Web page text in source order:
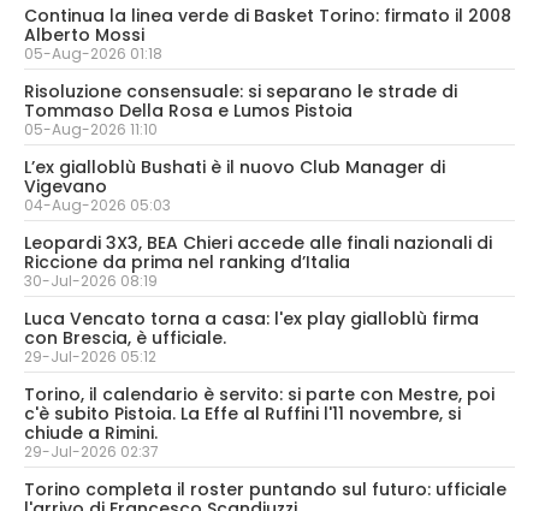
Continua la linea verde di Basket Torino: firmato il 2008
Alberto Mossi
05-Aug-2026 01:18
Risoluzione consensuale: si separano le strade di
Tommaso Della Rosa e Lumos Pistoia
05-Aug-2026 11:10
L’ex gialloblù Bushati è il nuovo Club Manager di
Vigevano
04-Aug-2026 05:03
Leopardi 3X3, BEA Chieri accede alle finali nazionali di
Riccione da prima nel ranking d’Italia
30-Jul-2026 08:19
Luca Vencato torna a casa: l'ex play gialloblù firma
con Brescia, è ufficiale.
29-Jul-2026 05:12
Torino, il calendario è servito: si parte con Mestre, poi
c'è subito Pistoia. La Effe al Ruffini l'11 novembre, si
chiude a Rimini.
29-Jul-2026 02:37
Torino completa il roster puntando sul futuro: ufficiale